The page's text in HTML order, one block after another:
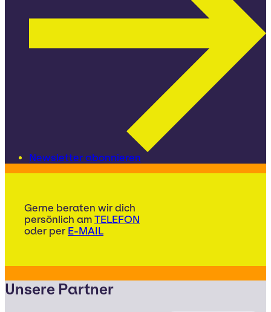
Newsletter abonnieren
Gerne beraten wir dich
persönlich am TELEFON
oder per E-MAIL
Unsere Partner